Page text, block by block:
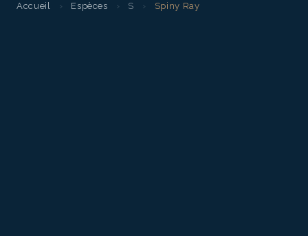
Accueil › Espèces › S › Spiny Ray